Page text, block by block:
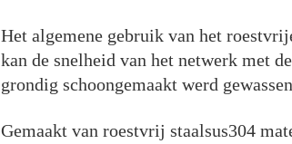
Het algemene gebruik van het
kan de snelheid van het netwerk met
grondig schoongemaakt werd
Gemaakt van roestvrij staalsus304